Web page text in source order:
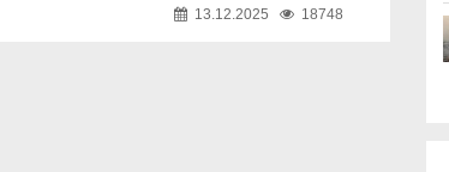
13.12.2025 18748